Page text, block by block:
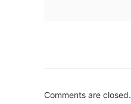
Comments are closed.